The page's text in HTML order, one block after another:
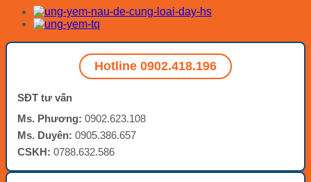
Hotline 0902.418.196
SĐT tư vấn
Ms. Phương: 0902.623.108
Ms. Duyên: 0905.386.657
CSKH: 0788.632.586